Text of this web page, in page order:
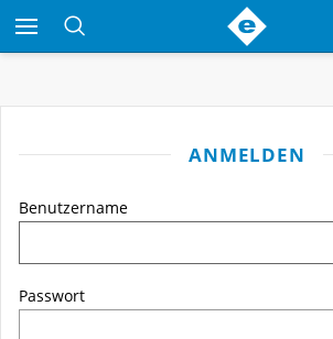
ANMELDEN
Benutzername
Passwort